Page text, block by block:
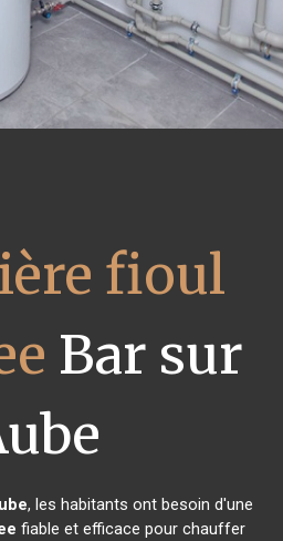
fioul
Bar sur
, les habitants ont besoin d'une
fiable et efficace pour chauffer